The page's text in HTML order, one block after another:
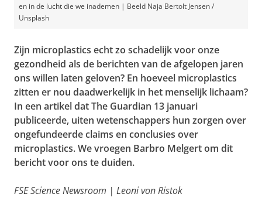
en in de lucht die we inademen | Beeld Naja Bertolt Jensen /
Unsplash
Zijn microplastics echt zo schadelijk voor onze
gezondheid als de berichten van de afgelopen jaren
ons willen laten geloven? En hoeveel microplastics
zitten er nou daadwerkelijk in het menselijk lichaam?
In een artikel dat The Guardian 13 januari
publiceerde, uiten wetenschappers hun zorgen over
ongefundeerde claims en conclusies over
microplastics. We vroegen Barbro Melgert om dit
bericht voor ons te duiden.
FSE Science Newsroom | Leoni von Ristok